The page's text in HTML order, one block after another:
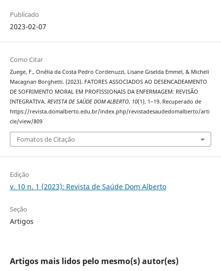
Publicado
2023-02-07
Como Citar
Zuege, F., Onélia da Costa Pedro Cordenuzzi, Lisane Giselda Emmel, & Micheli
Macagnan Borghetti. (2023). FATORES ASSOCIADOS AO DESENCADEAMENTO
DE SOFRIMENTO MORAL EM PROFISSIONAIS DA ENFERMAGEM: REVISÃO
INTEGRATIVA. REVISTA DE SAÚDE DOM ALBERTO, 10(1), 1–19. Recuperado de
https://revista.domalberto.edu.br/index.php/revistadesaudedomalberto/arti
cle/view/809
Fomatos de Citação
Edição
v. 10 n. 1 (2023): Revista de Saúde Dom Alberto
Seção
Artigos
Artigos mais lidos pelo mesmo(s) autor(es)